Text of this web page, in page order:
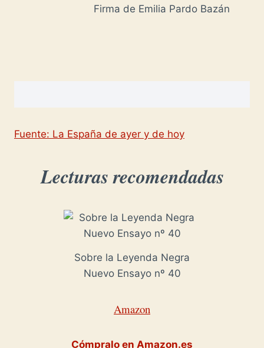
Firma de Emilia Pardo Bazán
Fuente: La España de ayer y de hoy
Lecturas recomendadas
Sobre la Leyenda Negra
Nuevo Ensayo nº 40
Amazon
Cómpralo en Amazon.es